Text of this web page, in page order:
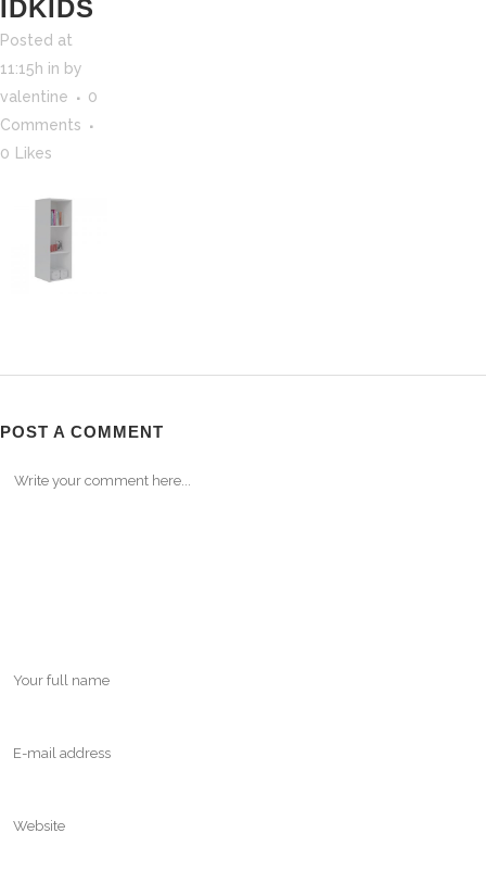
IDKIDS
Posted at
11:15h in by
valentine
0
Comments
0
Likes
POST A COMMENT